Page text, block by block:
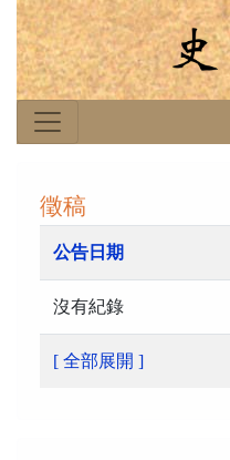
徵稿
公告日期
沒有紀錄
[ 全部展開 ]